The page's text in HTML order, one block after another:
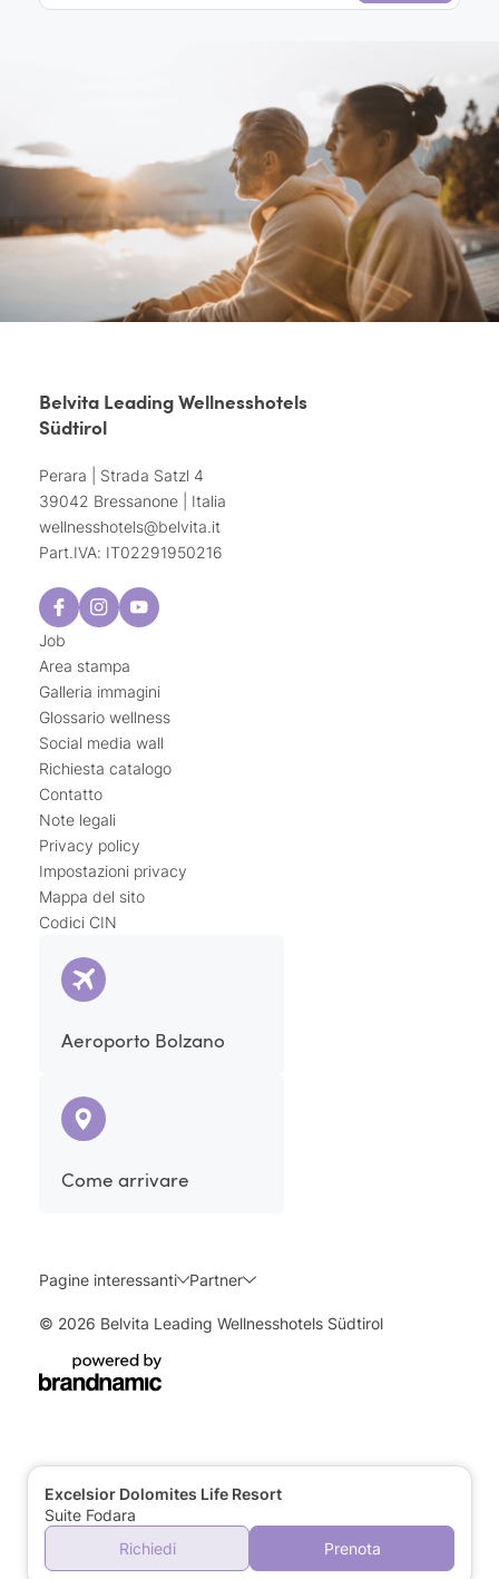
Excelsior Dolomites Life Resort
Suite Fodara
Richiedi
Prenota
Belvita Leading Wellnesshotels
Südtirol
Perara | Strada Satzl 4
39042 Bressanone | Italia
wellnesshotels@belvita.it
Part.IVA: IT02291950216
Job
Area stampa
Galleria immagini
Glossario wellness
Social media wall
Richiesta catalogo
Contatto
Note legali
Privacy policy
Impostazioni privacy
Mappa del sito
Codici CIN
Aeroporto Bolzano
Come arrivare
Pagine interessanti Partner
© 2026 Belvita Leading Wellnesshotels Südtirol